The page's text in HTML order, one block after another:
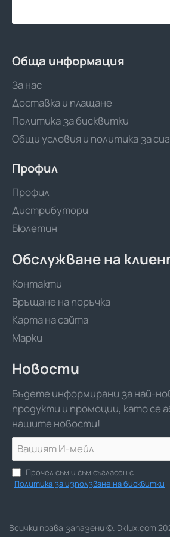
Обща информация
За нас
Доставка и плащане
Политика за бисквитки
Общи условия и политика за
Профил
Профил
Дистрибутори
Бюлетин
Обслужване на
Контакти
Връщане на поръчка
Карта на сайта
Марки
Новости
Бъдете информирани за най-
продукти и промоции, като се
нашите новости!
И-
мейл
Прочел съм и съм съгласен с
Политика за използване на бисквитки
Всички права запазени ©. Dklux.com